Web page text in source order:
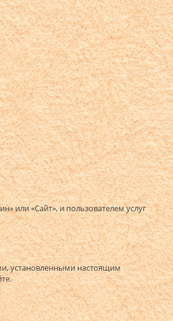
или «Сайт», и пользователем услуг
установленными настоящим